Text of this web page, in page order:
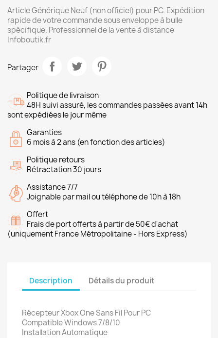
Article Générique Neuf (non officiel) pour PC. Expédition
rapide de votre commande sous enveloppe à bulle
spécifique. Professionnel de la vente à distance
Infoboutik.fr
Partager
Politique de livraison
48H suivi assuré, les commandes passées avant 14h
sont expédiées le jour même
Garanties
6 mois à 2 ans (en fonction des articles)
Politique retours
Rétractation 30 jours
Assistance 7/7
Joignable par mail ou téléphone de 10h à 18h
Offert
Frais de port offerts à partir de 50€ d'achat
(uniquement France Métropolitaine - Hors Express)
Description Détails du produit
Récepteur Xbox One Sans Fil Pour PC
Compatible Windows 7/8/10
Installation Automatique